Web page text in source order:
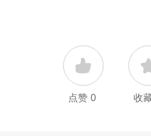
点赞 0 收